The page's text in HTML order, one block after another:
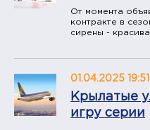
От момента
контракте в
сирены -
01.04.2025 19:51
Крылатые
игру серии